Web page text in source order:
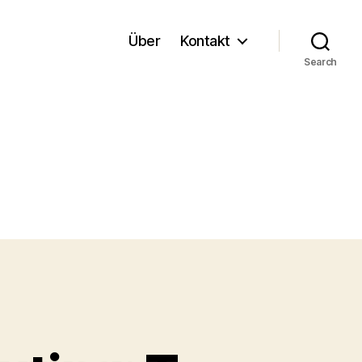
Über Kontakt
Search